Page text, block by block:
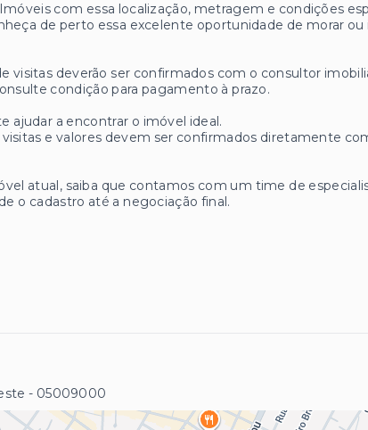
com essa localização, metragem e condições
de perto essa excelente oportunidade de morar
visitas deverão ser confirmados com o consultor
condição para pagamento à prazo.
ajudar a encontrar o imóvel ideal.
e valores devem ser confirmados diretamente
atual, saiba que contamos com um time de
o cadastro até a negociação final.
- 05009000